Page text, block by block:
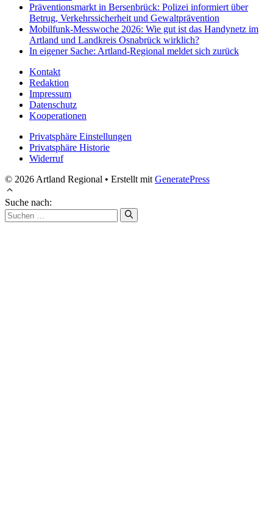
Präventionsmarkt in Bersenbrück: Polizei informiert über
Betrug, Verkehrssicherheit und Gewaltprävention
Mobilfunk-Messwoche 2026: Wie gut ist das Handynetz im
Artland und Landkreis Osnabrück wirklich?
In eigener Sache: Artland-Regional meldet sich zurück
Kontakt
Redaktion
Impressum
Datenschutz
Kooperationen
Privatsphäre Einstellungen
Privatsphäre Historie
Widerruf
© 2026 Artland Regional • Erstellt mit GeneratePress
Suche nach: